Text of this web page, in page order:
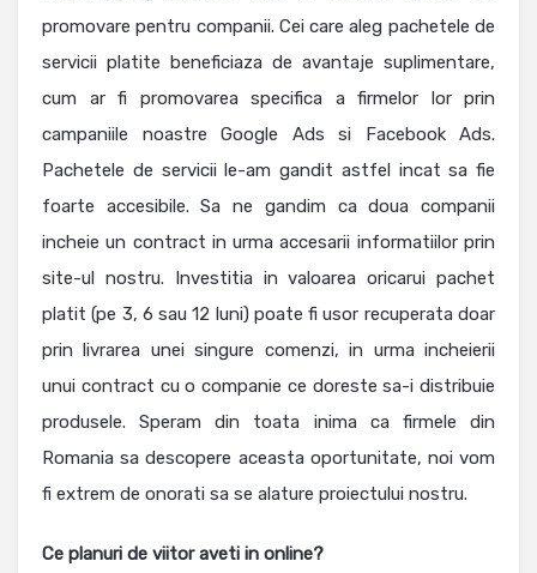
promovare pentru companii. Cei care aleg pachetele de
servicii platite beneficiaza de avantaje suplimentare,
cum ar fi promovarea specifica a firmelor lor prin
campaniile noastre Google Ads si Facebook Ads.
Pachetele de servicii le-am gandit astfel incat sa fie
foarte accesibile. Sa ne gandim ca doua companii
incheie un contract in urma accesarii informatiilor prin
site-ul nostru. Investitia in valoarea oricarui pachet
platit (pe 3, 6 sau 12 luni) poate fi usor recuperata doar
prin livrarea unei singure comenzi, in urma incheierii
unui contract cu o companie ce doreste sa-i distribuie
produsele. Speram din toata inima ca firmele din
Romania sa descopere aceasta oportunitate, noi vom
fi extrem de onorati sa se alature proiectului nostru.
Ce planuri de viitor aveti in online?